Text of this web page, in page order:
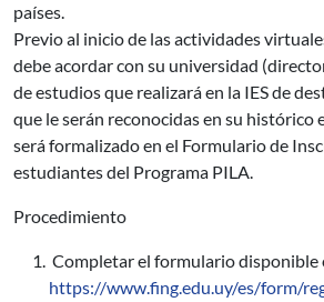
países.
Previo al inicio de las actividades
debe acordar con su universidad
de estudios que realizará en la IES de
que le serán reconocidas en su histórico
será formalizado en el Formulario de
estudiantes del Programa PILA.
Procedimiento
Completar el formulario disponible
https://www.fing.edu.uy/es/form/